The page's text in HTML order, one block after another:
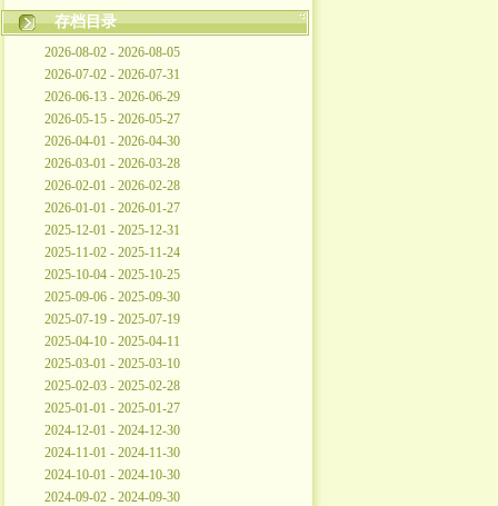
存档目录
2026-08-02 - 2026-08-05
2026-07-02 - 2026-07-31
2026-06-13 - 2026-06-29
2026-05-15 - 2026-05-27
2026-04-01 - 2026-04-30
2026-03-01 - 2026-03-28
2026-02-01 - 2026-02-28
2026-01-01 - 2026-01-27
2025-12-01 - 2025-12-31
2025-11-02 - 2025-11-24
2025-10-04 - 2025-10-25
2025-09-06 - 2025-09-30
2025-07-19 - 2025-07-19
2025-04-10 - 2025-04-11
2025-03-01 - 2025-03-10
2025-02-03 - 2025-02-28
2025-01-01 - 2025-01-27
2024-12-01 - 2024-12-30
2024-11-01 - 2024-11-30
2024-10-01 - 2024-10-30
2024-09-02 - 2024-09-30